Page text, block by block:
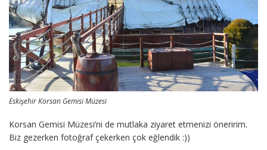
Eskişehir Korsan Gemisi Müzesi
Korsan Gemisi Müzesi’ni de mutlaka ziyaret etmenizi öneririm.
Biz gezerken fotoğraf çekerken çok eğlendik :))